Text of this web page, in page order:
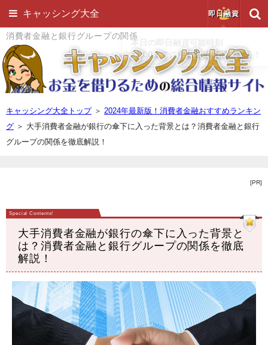
キャッシング大全 即日融資
消費者金融と銀行グループの関係
キャッシング大全トップ＞ 2024年最新版！消費者金融おすすめランキン
グ ＞ 大手消費者金融が銀行の傘下に入った背景とは？消費者金融と銀行
グループの関係を徹底解説！
[PR]
大手消費者金融が銀行の傘下に入った背景と
は？消費者金融と銀行グループの関係を徹底
解説！